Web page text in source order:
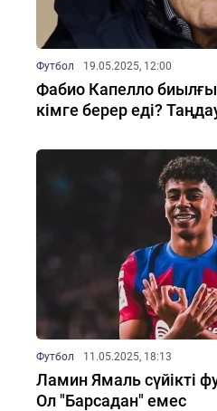
Футбол 19.05.2025, 12:00
Фабио Капелло
кімге берер еді?
Футбол 11.05.2025, 18:13
Ламин Ямаль сүйікті
Ол "Барсадан" емес